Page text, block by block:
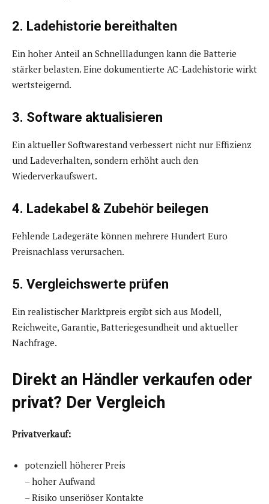
2. Ladehistorie bereithalten
Ein hoher Anteil an Schnellladungen kann die Batterie
stärker belasten. Eine dokumentierte AC-Ladehistorie wirkt
wertsteigernd.
3. Software aktualisieren
Ein aktueller Softwarestand verbessert nicht nur Effizienz
und Ladeverhalten, sondern erhöht auch den
Wiederverkaufswert.
4. Ladekabel & Zubehör beilegen
Fehlende Ladegeräte können mehrere Hundert Euro
Preisnachlass verursachen.
5. Vergleichswerte prüfen
Ein realistischer Marktpreis ergibt sich aus Modell,
Reichweite, Garantie, Batteriegesundheit und aktueller
Nachfrage.
Direkt an Händler verkaufen oder
privat? Der Vergleich
Privatverkauf:
potenziell höherer Preis
– hoher Aufwand
– Risiko unseriöser Kontakte